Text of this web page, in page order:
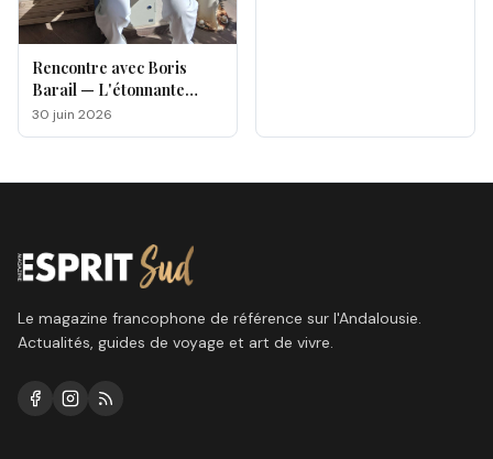
Rencontre avec Boris
Barail — L'étonnante
odyssée d'un électron
voyageur
30 juin 2026
Le magazine francophone de référence sur l'Andalousie.
Actualités, guides de voyage et art de vivre.